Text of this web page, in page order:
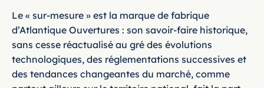
Le « sur-mesure » est la marque de fabrique
d’Atlantique Ouvertures : son savoir-faire historique,
sans cesse réactualisé au gré des évolutions
technologiques, des réglementations successives et
des tendances changeantes du marché, comme